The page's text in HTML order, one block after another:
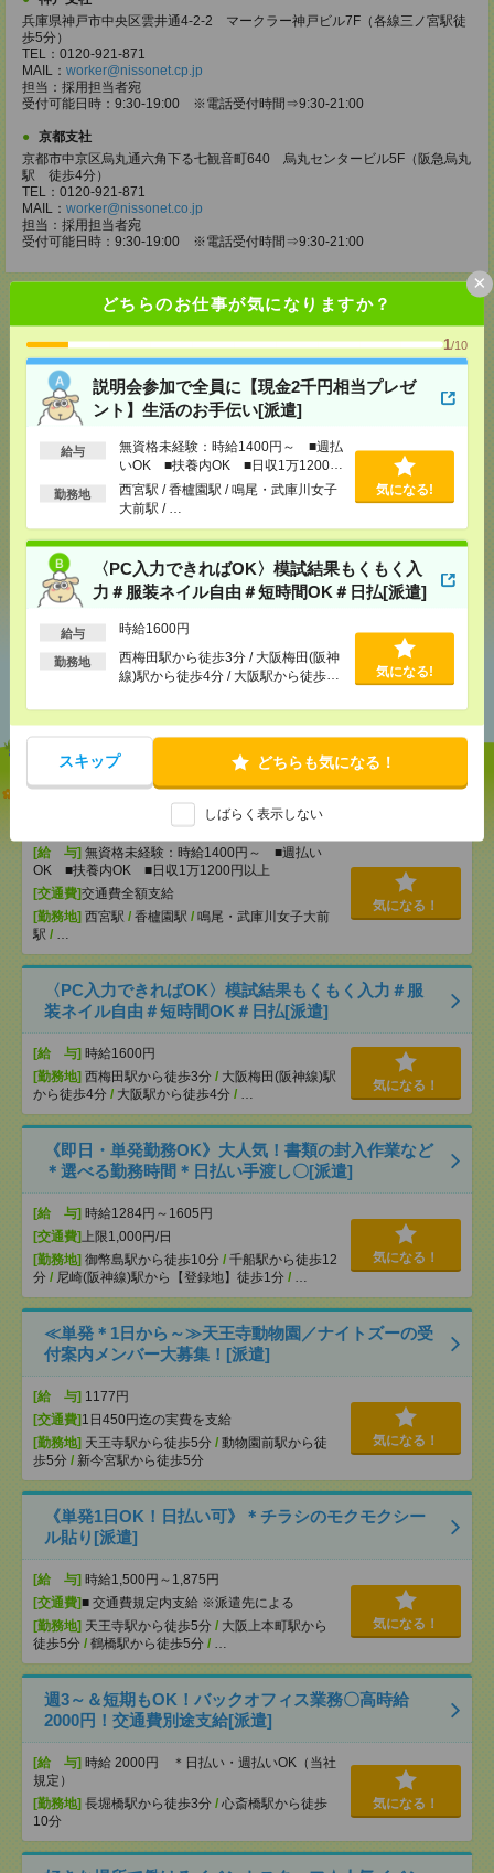
どちらのお仕事が気になりますか？
1/10
説明会参加で全員に【現金2千円相当プレゼ
ント】生活のお手伝い[派遣]
給与
無資格未経験：時給1400円～ ■週払
いOK ■扶養内OK ■日収1万1200円
以上
勤務地
西宮駅 / 香櫨園駅 / 鳴尾・武庫川女子
大前駅 / …
気になる!
〈PC入力できればOK〉模試結果もくもく入
力＃服装ネイル自由＃短時間OK＃日払[派遣]
給与 時給1600円
勤務地
西梅田駅から徒歩3分 / 大阪梅田(阪神
線)駅から徒歩4分 / 大阪駅から徒歩4
気になる!
スキップ どちらも気になる！
しばらく表示しない
×
兵庫県神戸市中央区雲井通4-2-2 マークラー神戸ビル7F（各線三ノ宮駅徒
歩5分）
TEL：0120-921-871
MAIL： worker@nissonet.cp.jp
担当：採用担当者宛
受付可能日時：9:30-19:00 ※電話受付時間⇒9:30-21:00
京都支社
京都市中京区烏丸通六角下る七観音町640 烏丸センタービル5F（阪急烏丸
駅 徒歩4分）
TEL：0120-921-871
MAIL： worker@nissonet.co.jp
担当：採用担当者宛
受付可能日時：9:30-19:00 ※電話受付時間⇒9:30-21:00
応募ページへ
気になる！
メールで送る
シェア ツイート ブックマーク
あなたの閲覧履歴からの
説明会参加で全員に【現金2千円相当プレゼント】生
活のお手伝い[派遣]
[給 与] 無資格未経験：時給1400円～ ■週払い
OK ■扶養内OK ■日収1万1200円以上
[交通費]交通費全額支給
[勤務地] 西宮駅 / 香櫨園駅 / 鳴尾・武庫川女子大前
駅 / …
気になる！
〈PC入力できればOK〉模試結果もくもく入力＃服
装ネイル自由＃短時間OK＃日払[派遣]
[給 与] 時給1600円
[勤務地] 西梅田駅から徒歩3分 / 大阪梅田(阪神線)駅
から徒歩4分 / 大阪駅から徒歩4分 / …
気になる！
《即日・単発勤務OK》大人気！書類の封入作業など
＊選べる勤務時間＊日払い手渡し〇[派遣]
[給 与] 時給1284円～1605円
[交通費] 上限1,000円/日
[勤務地] 御幣島駅から徒歩10分 / 千船駅から徒歩12
分 / 尼崎(阪神線)駅から【登録地】徒歩1分 / …
気になる！
≪単発＊1日から～≫天王寺動物園／ナイトズーの受
付案内メンバー大募集！[派遣]
[給 与] 1177円
[交通費] 1日450円迄の実費を支給
[勤務地] 天王寺駅から徒歩5分 / 動物園前駅から徒
歩5分 / 新今宮駅から徒歩5分
気になる！
《単発1日OK！日払い可》＊チラシのモクモクシー
ル貼り[派遣]
[給 与] 時給1,500円～1,875円
[交通費]■ 交通費規定内支給 ※派遣先による
[勤務地] 天王寺駅から徒歩5分 / 大阪上本町駅から
徒歩5分 / 鶴橋駅から徒歩5分 / …
気になる！
週3～＆短期もOK！バックオフィス業務〇高時給
2000円！交通費別途支給[派遣]
[給 与] 時給 2000円 ＊日払い・週払いOK（当社
規定）
[勤務地] 長堀橋駅から徒歩3分 / 心斎橋駅から徒歩
10分
気になる！